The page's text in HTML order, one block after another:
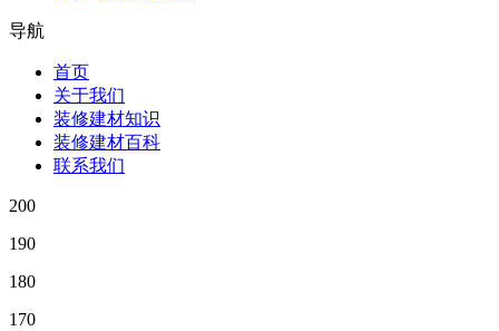
导航
首页
关于我们
装修建材知识
装修建材百科
联系我们
200
190
180
170